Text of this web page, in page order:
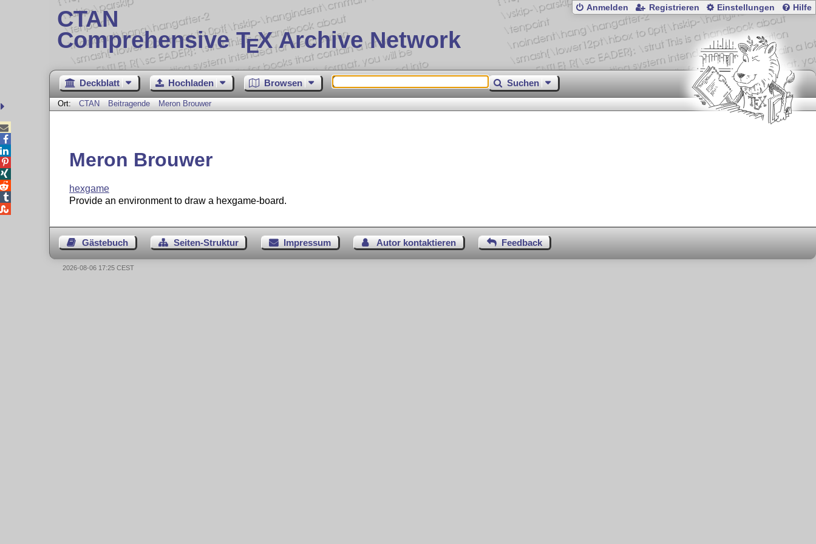
CTAN
Comprehensive TEX Archive Network
Anmelden Registrieren Einstellungen Hilfe
Deckblatt Hochladen Browsen Suchen
Ort: CTAN Beitragende Meron Brouwer
Meron Brouwer
hexgame
Provide an environment to draw a hexgame-board.
Gästebuch Seiten-Struktur Impressum Autor kontaktieren Feedback





2026-08-06 17:25 CEST